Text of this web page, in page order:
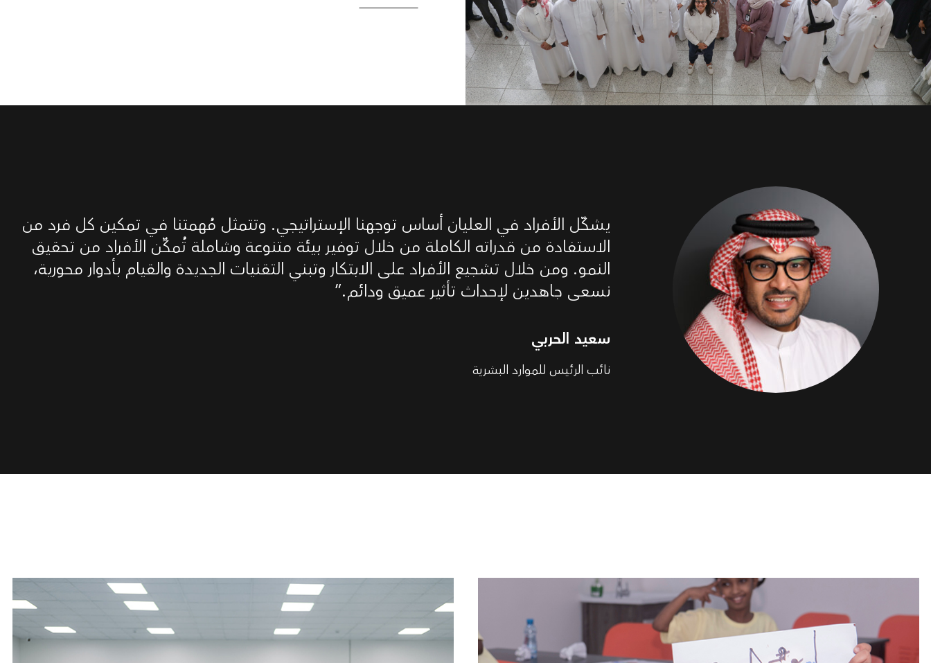
يشكّل الأفراد في العليان أساس توجهنا الإستراتيجي. وتتمثل مُهمتنا في تمكين كل فرد من
الاستفادة من قدراته الكاملة من خلال توفير بيئة متنوعة وشاملة تُمكِّن الأفراد من تحقيق
النمو. ومن خلال تشجيع الأفراد على الابتكار وتبني التقنيات الجديدة والقيام بأدوار محورية،
نسعى جاهدين لإحداث تأثير عميق ودائم.”
سعيد الحربي
نائب الرئيس للموارد البشرية